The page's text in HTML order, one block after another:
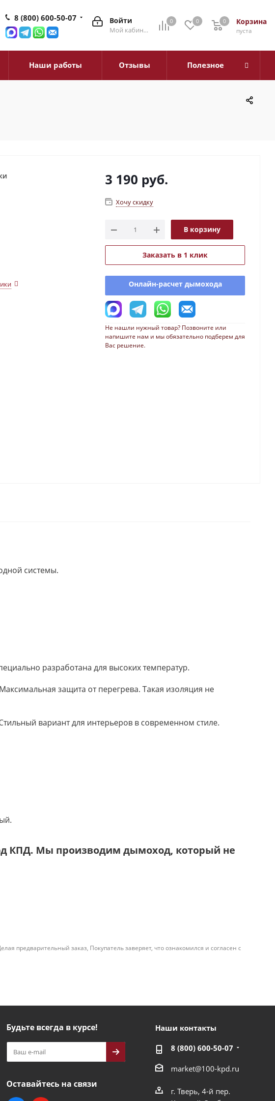
0 0 Корзина
0
пуста
0
Войти
Мой кабинет
8 (800) 600-50-07
Наши работы Отзывы Полезное
3 190 руб.
Хочу скидку
В корзину
Заказать в 1 клик
Онлайн-расчет дымохода
Не нашли нужный товар? Позвоните или
напишите нам и мы обязательно подберем для
Вас решение.
системы.
разработана для высоких температур.
защита от перегрева. Такая изоляция не
вариант для интерьеров в современном стиле.
КПД. Мы производим дымоход, который не
предварительный заказ, Покупатель заверяет, что ознакомился и согласен с
Будьте всегда в курсе!
Оставайтесь на связи
Наши контакты
8 (800) 600-50-07
market@100-kpd.ru
г. Тверь, 4-й пер.